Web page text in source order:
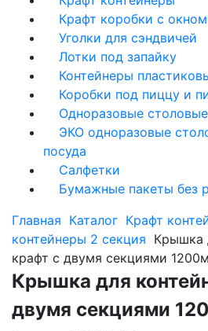
Крафт коробки с
Уголки для сэндвичей
Лотки под запайку
Контейнеры
Коробки под пиццу и
Одноразовые
ЭКО одноразовые
посуда
Салфетки
Бумажные пакеты без
Главная Каталог Крафт
контейнеры 2 секция Крышка
крафт с двумя секциями
Крышка для
двумя секциями